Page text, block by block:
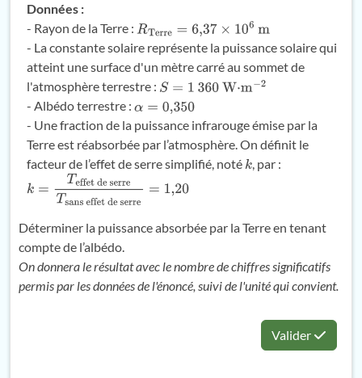
Données :
- Rayon de la Terre : RTerre =6 37×106 m
- La constante solaire représente la puissance solaire qui
atteint une surface d'un mètre carré au sommet de
l'atmosphère terrestre : S= 1360W⋅m−2
- Albédo terrestre : α=0, 350
- Une fraction de la puissance infrarouge émise par la
Terre est réabsorbée par l’atmosphère. On définit le
facteur de l’effet de serre simplifié, noték, par :
k=Teffet de serreTsans effet
de serre=1 ,20
Déterminer la puissance absorbée par la Terre en tenant
compte de l’albédo.
On donnera le résultat avec le nombre de chiffres significatifs
permis par les données de l'énoncé, suivi de l'unité qui convient.
Valider